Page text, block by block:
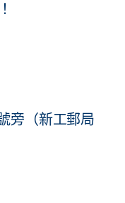
旁（新工郵局